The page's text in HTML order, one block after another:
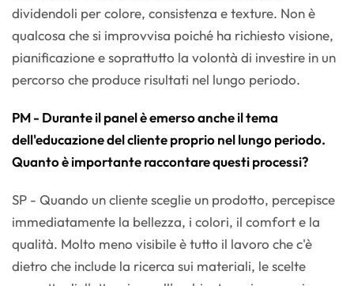
dividendoli per colore, consistenza e texture. Non è
qualcosa che si improvvisa poiché ha richiesto visione,
pianificazione e soprattutto la volontà di investire in un
percorso che produce risultati nel lungo periodo.
PM - Durante il panel è emerso anche il tema
dell'educazione del cliente proprio nel lungo periodo.
Quanto è importante raccontare questi processi?
SP - Quando un cliente sceglie un prodotto, percepisce
immediatamente la bellezza, i colori, il comfort e la
qualità. Molto meno visibile è tutto il lavoro che c'è
dietro che include la ricerca sui materiali, le scelte